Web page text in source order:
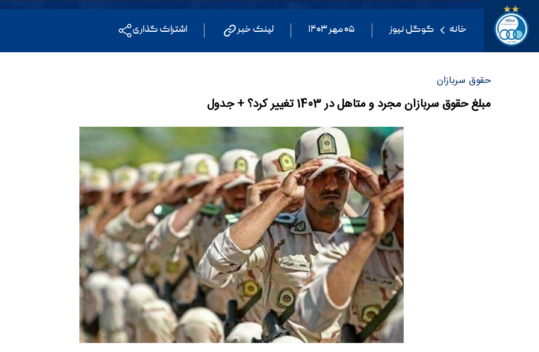
خانه گوگل نیوز ۰۵ مهر ۱۴۰۳ لینک خبر اشتراک گذاری
حقوق سربازان
مبلغ حقوق سربازان مجرد و متاهل در 1403 تغییر کرد؟ + جدول